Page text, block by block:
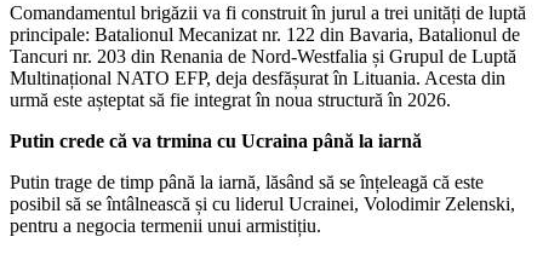
Comandamentul brigăzii va fi construit în jurul a trei unități de luptă
principale: Batalionul Mecanizat nr. 122 din Bavaria, Batalionul de
Tancuri nr. 203 din Renania de Nord-Westfalia și Grupul de Luptă
Multinațional NATO EFP, deja desfășurat în Lituania. Acesta din
urmă este așteptat să fie integrat în noua structură în 2026.
Putin crede că va trmina cu Ucraina până la iarnă
Putin trage de timp până la iarnă, lăsând să se înțeleagă că este
posibil să se întâlnească și cu liderul Ucrainei, Volodimir Zelenski,
pentru a negocia termenii unui armistițiu.